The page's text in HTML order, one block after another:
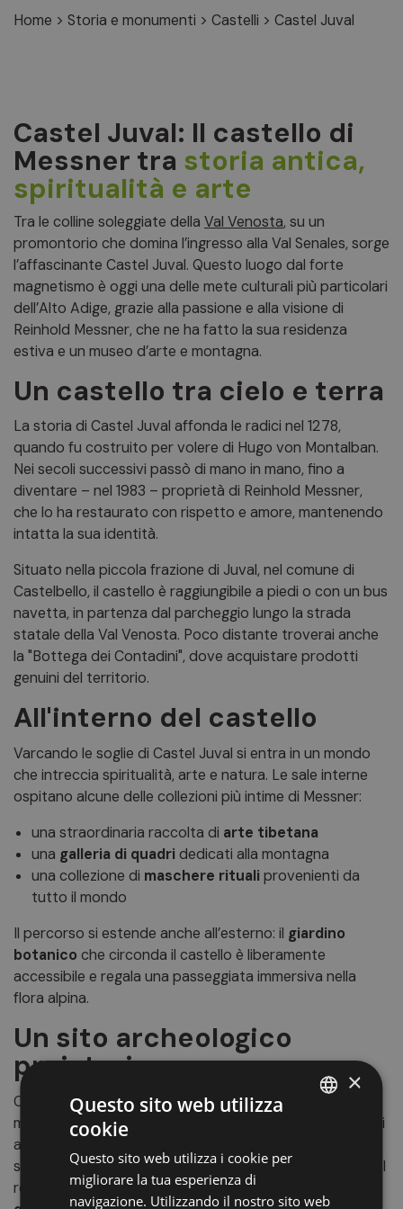
Home > Storia e monumenti > Castelli > Castel Juval
Castel Juval: Il castello di
Messner tra storia antica,
spiritualità e arte
Tra le colline soleggiate della Val Venosta, su un
promontorio che domina l’ingresso alla Val Senales, sorge
l’affascinante Castel Juval. Questo luogo dal forte
magnetismo è oggi una delle mete culturali più particolari
dell’Alto Adige, grazie alla passione e alla visione di
Reinhold Messner, che ne ha fatto la sua residenza
estiva e un museo d’arte e montagna.
Un castello tra cielo e terra
La storia di Castel Juval affonda le radici nel 1278,
quando fu costruito per volere di Hugo von Montalban.
Nei secoli successivi passò di mano in mano, fino a
diventare – nel 1983 – proprietà di Reinhold Messner,
che lo ha restaurato con rispetto e amore, mantenendo
intatta la sua identità.
Situato nella piccola frazione di Juval, nel comune di
Castelbello, il castello è raggiungibile a piedi o con un bus
navetta, in partenza dal parcheggio lungo la strada
statale della Val Venosta. Poco distante troverai anche
la "Bottega dei Contadini", dove acquistare prodotti
genuini del territorio.
All'interno del castello
Varcando le soglie di Castel Juval si entra in un mondo
che intreccia spiritualità, arte e natura. Le sale interne
ospitano alcune delle collezioni più intime di Messner:
una straordinaria raccolta di arte tibetana
una galleria di quadri dedicati alla montagna
una collezione di maschere rituali provenienti da
tutto il mondo
Il percorso si estende anche all’esterno: il giardino
botanico che circonda il castello è liberamente
accessibile e regala una passeggiata immersiva nella
flora alpina.
Un sito archeologico
preistorico
Castel Juval sorge in una zona ricca di storia: sotto il
maniero sono stati ritrovati resti di insediamenti risalenti
al
salivano dalle valli per stabilirsi in queste zone protette. I
reperti rinvenuti, comevasi in ceramica a bocca
×
Questo sito web utilizza
cookie
Questo sito web utilizza i cookie per
migliorare la tua esperienza di
navigazione. Utilizzando il nostro sito web